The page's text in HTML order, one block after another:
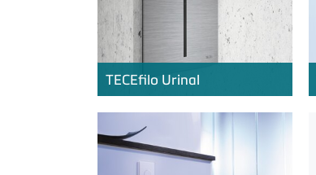
TECEfilo Urinal